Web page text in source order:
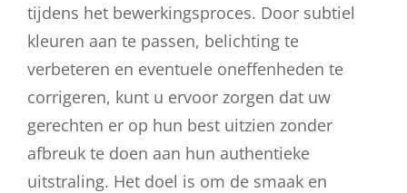
tijdens het bewerkingsproces. Door subtiel
kleuren aan te passen, belichting te
verbeteren en eventuele oneffenheden te
corrigeren, kunt u ervoor zorgen dat uw
gerechten er op hun best uitzien zonder
afbreuk te doen aan hun authentieke
uitstraling. Het doel is om de smaak en